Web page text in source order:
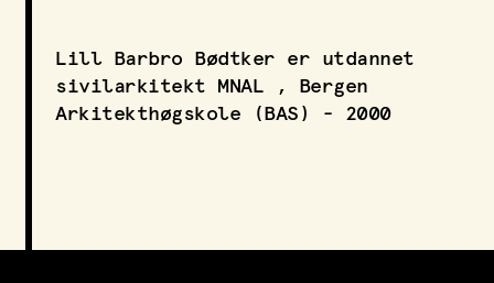
Lill Barbro Bødtker er utdannet
sivilarkitekt MNAL , Bergen
Arkitekthøgskole (BAS) - 2000